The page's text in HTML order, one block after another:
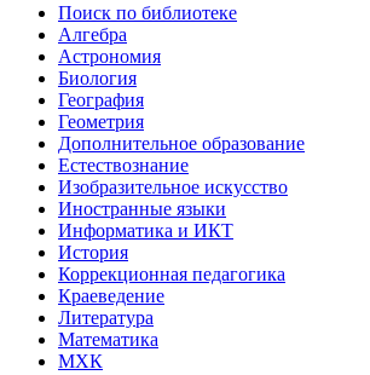
Поиск по библиотеке
Алгебра
Астрономия
Биология
География
Геометрия
Дополнительное образование
Естествознание
Изобразительное искусство
Иностранные языки
Информатика и ИКТ
История
Коррекционная педагогика
Краеведение
Литература
Математика
МХК